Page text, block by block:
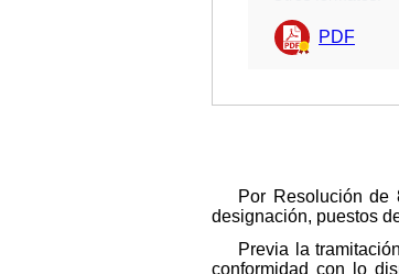
PDF
Por Resolución
designación, puestos
Previa la
conformidad con lo